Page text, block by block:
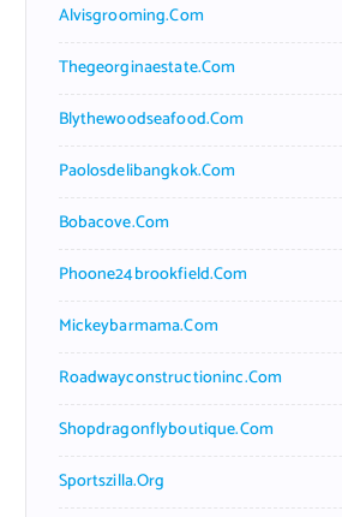
Alvisgrooming.com
Thegeorginaestate.com
Blythewoodseafood.com
Paolosdelibangkok.com
Bobacove.com
Phoone24brookfield.com
Mickeybarmama.com
Roadwayconstructioninc.com
Shopdragonflyboutique.com
Sportszilla.org